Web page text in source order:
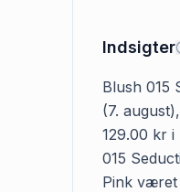
Indsigter
Blush 015
(7.
129.00 kr
015
Pink været